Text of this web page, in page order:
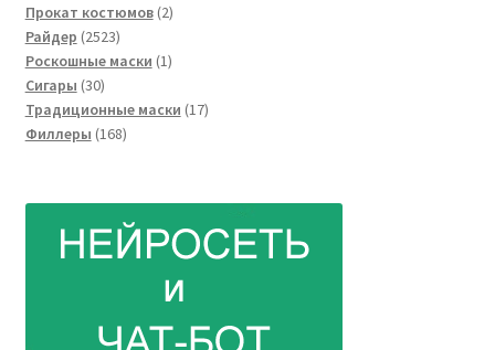
Прокат костюмов 22
Райдер 25232523
товара
Роскошные маски 11
Сигары 3030
товаров
Традиционные маски 1717
Филлеры 168168